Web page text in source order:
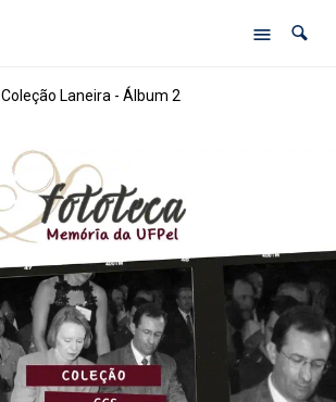
Coleção Laneira - Álbum 2